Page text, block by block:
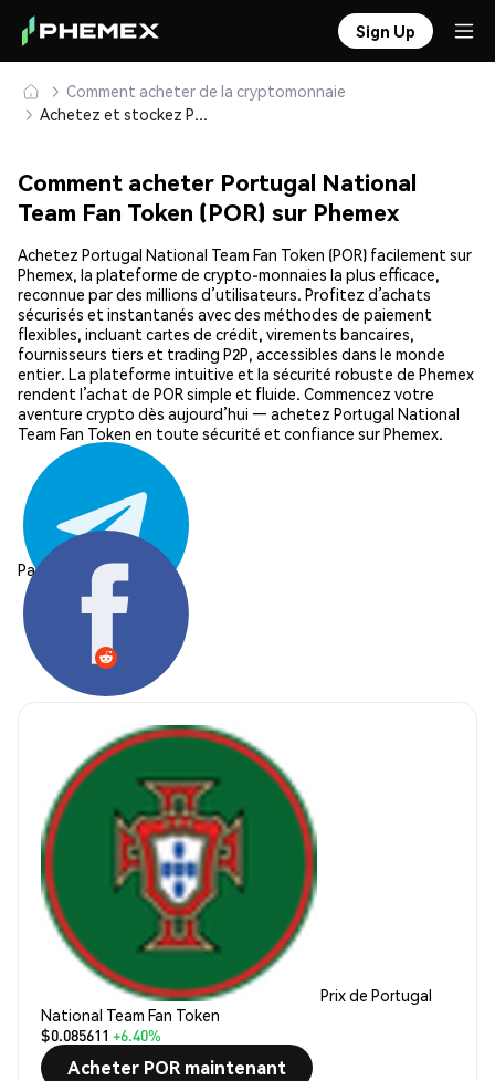
Sign Up
Comment acheter de la cryptomonnaie
Achetez et stockez Portugal National Team Fan Token (POR) en toute sécurité
Comment acheter Portugal National
Team Fan Token (POR) sur Phemex
Achetez Portugal National Team Fan Token (POR) facilement sur
Phemex, la plateforme de crypto-monnaies la plus efficace,
reconnue par des millions d’utilisateurs. Profitez d’achats
sécurisés et instantanés avec des méthodes de paiement
flexibles, incluant cartes de crédit, virements bancaires,
fournisseurs tiers et trading P2P, accessibles dans le monde
entier. La plateforme intuitive et la sécurité robuste de Phemex
rendent l’achat de POR simple et fluide. Commencez votre
aventure crypto dès aujourd’hui — achetez Portugal National
Team Fan Token en toute sécurité et confiance sur Phemex.
Partager:
Prix de Portugal
National Team Fan Token
$0.085611 +6.40%
Acheter POR maintenant